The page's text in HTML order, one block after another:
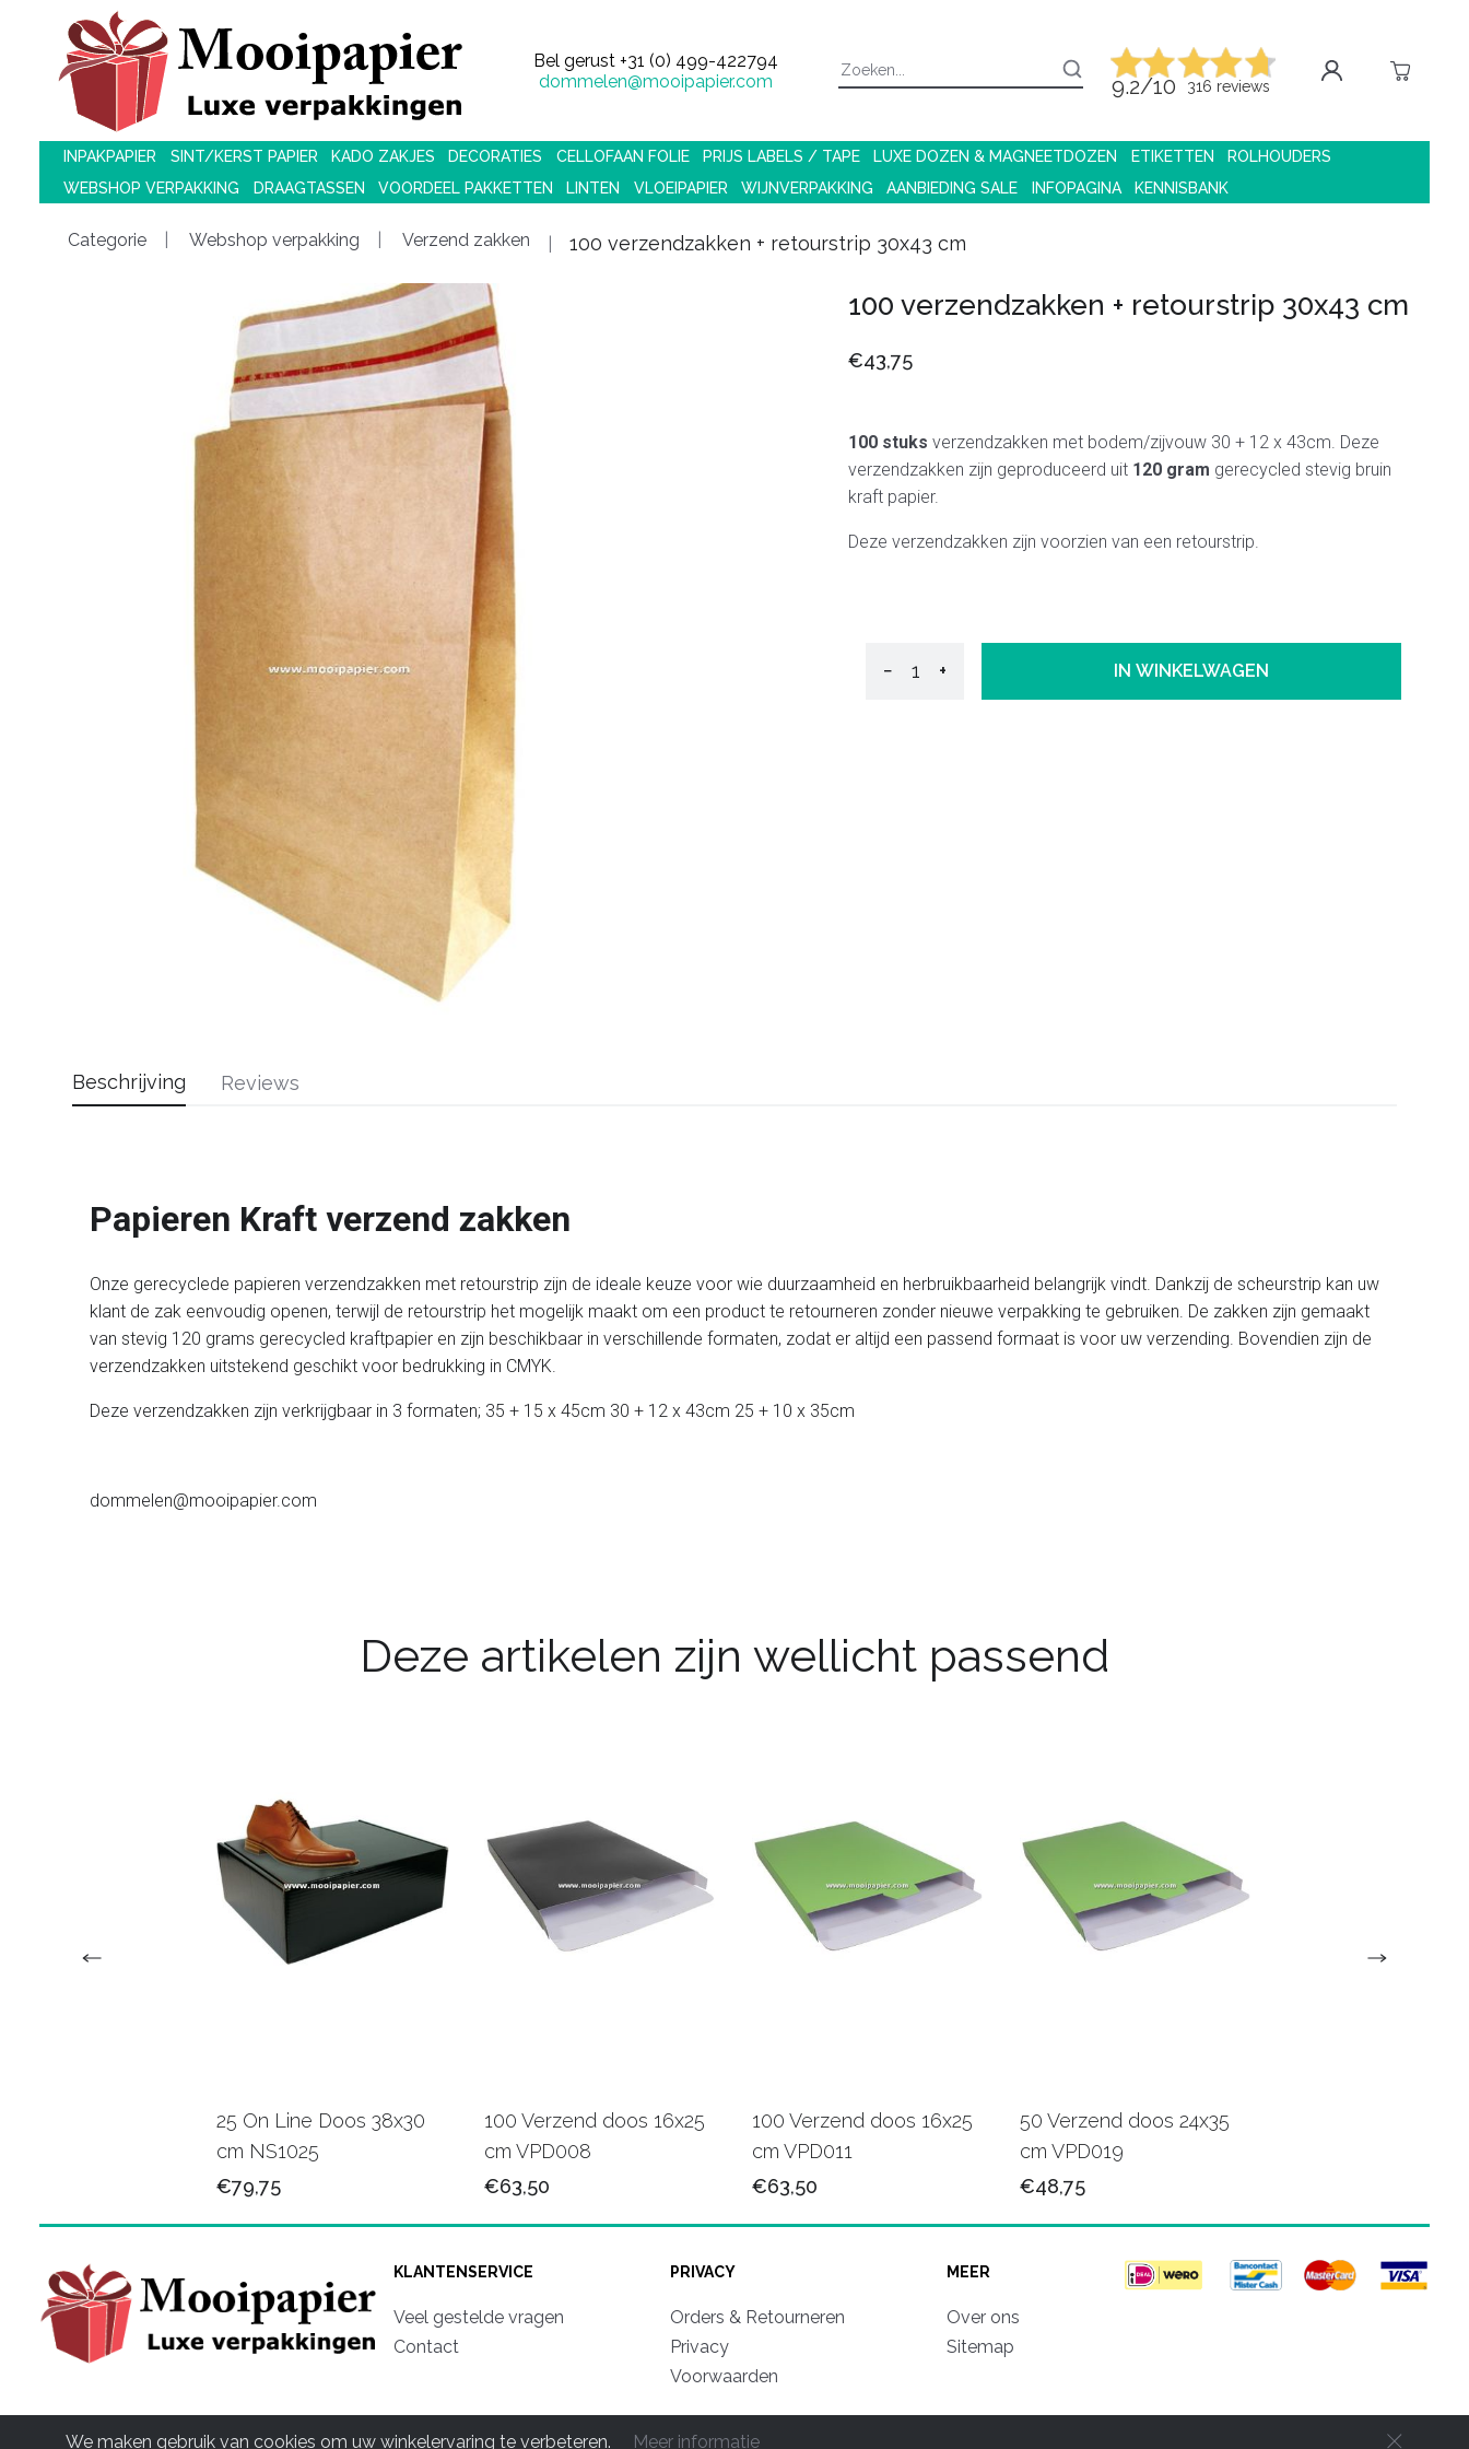
Bel gerust +31 (0) 499-422794
dommelen@mooipapier.com
9.2/10 316 reviews
INPAKPAPIER SINT/KERST PAPIER KADO ZAKJES DECORATIES CELLOFAAN FOLIE PRIJS LABELS / TAPE LUXE DOZEN & MAGNEETDOZEN ETIKETTEN
ROLHOUDERS
WEBSHOP VERPAKKING
DRAAGTASSEN VOORDEEL PAKKETTEN LINTEN VLOEIPAPIER WIJNVERPAKKING AANBIEDING SALE INFOPAGINA KENNISBANK
Categorie Webshop verpakking Verzend zakken 100 verzendzakken + retourstrip 30x43 cm
100 verzendzakken + retourstrip 30x43 cm
€43,75
100 stuks verzendzakken met bodem/zijvouw 30 + 12 x 43cm. Deze
verzendzakken zijn geproduceerd uit 120 gram gerecycled stevig bruin
kraft papier.
Deze verzendzakken zijn voorzien van een retourstrip.
− + IN WINKELWAGEN
Beschrijving
Papieren Kraft verzend zakken
Onze gerecyclede papieren verzendzakken met retourstrip zijn de ideale keuze voor wie duurzaamheid en herbruikbaarheid belangrijk vindt. Dankzij de scheurstrip kan uw
klant de zak eenvoudig openen, terwijl de retourstrip het mogelijk maakt om een product te retourneren zonder nieuwe verpakking te gebruiken. De zakken zijn gemaakt
van stevig 120 grams gerecycled kraftpapier en zijn beschikbaar in verschillende formaten, zodat er altijd een passend formaat is voor uw verzending. Bovendien zijn de
verzendzakken uitstekend geschikt voor bedrukking in CMYK.
Deze verzendzakken zijn verkrijgbaar in 3 formaten; 35 + 15 x 45cm 30 + 12 x 43cm 25 + 10 x 35cm
dommelen@mooipapier.com
Reviews
Deze artikelen zijn wellicht passend
25 On Line Doos 38x30
cm NS1025
€79,75
100 Verzend doos 16x25
cm VPD008
€63,50
100 Verzend doos 16x25
cm VPD011
€63,50
50 Verzend doos 24x35
cm VPD019
€48,75
KLANTENSERVICE
Veel gestelde vragen
Contact
PRIVACY
Orders & Retourneren
Privacy
Voorwaarden
MEER
Over ons
Sitemap
© 2011-2026 Mooipapier luxe Verpakkingen. All rights reserved
We maken gebruik van cookies om uw winkelervaring te verbeteren. Meer informatie